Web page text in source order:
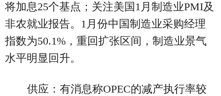
将加息25个基点；关注美国1月制造业PMI及
非农就业报告。1月份中国制造业采购经理
指数为50.1%，重回扩张区间，制造业景气
水平明显回升。
供应：有消息称OPEC的减产执行率较